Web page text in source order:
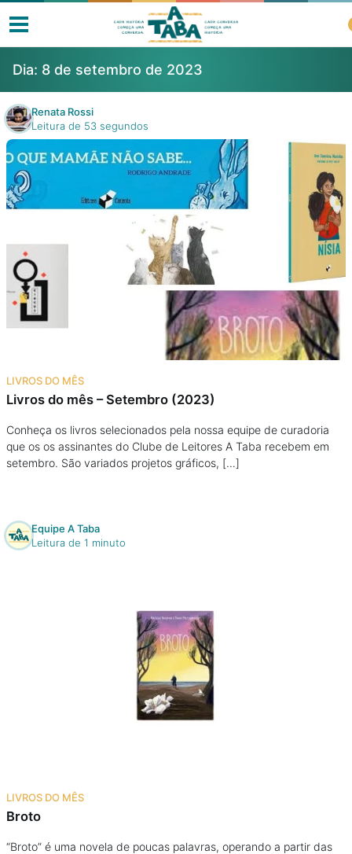
Livros
Resenhas
Listas
Como ler?
Na família
Colunas
Colecionáveis
Taba na Escola
Dia: 8 de setembro de 2023
Renata Rossi
Leitura de 53 segundos
LIVROS DO MÊS
Livros do mês – Setembro (2023)
Conheça os livros selecionados pela nossa equipe de curadoria
que os os assinantes do Clube de Leitores A Taba recebem em
setembro. São variados projetos gráficos, […]
Equipe A Taba
Leitura de 1 minuto
LIVROS DO MÊS
Broto
“Broto” é uma novela de poucas palavras, operando a partir das